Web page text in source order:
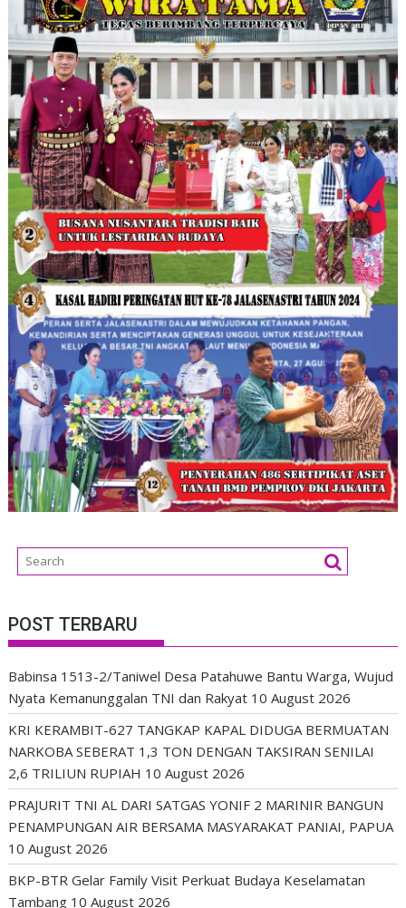
POST TERBARU
Babinsa 1513-2/Taniwel Desa Patahuwe Bantu Warga, Wujud
Nyata Kemanunggalan TNI dan Rakyat 10 August 2026
KRI KERAMBIT-627 TANGKAP KAPAL DIDUGA BERMUATAN
NARKOBA SEBERAT 1,3 TON DENGAN TAKSIRAN SENILAI
2,6 TRILIUN RUPIAH 10 August 2026
PRAJURIT TNI AL DARI SATGAS YONIF 2 MARINIR BANGUN
PENAMPUNGAN AIR BERSAMA MASYARAKAT PANIAI, PAPUA
10 August 2026
BKP-BTR Gelar Family Visit Perkuat Budaya Keselamatan
Tambang 10 August 2026